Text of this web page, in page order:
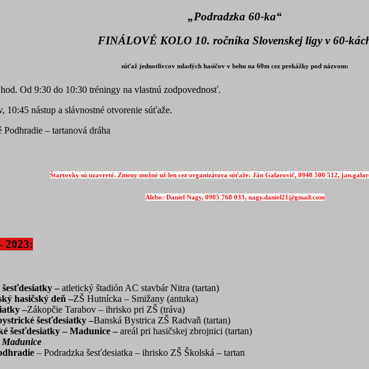
„Podradzka 60-ka“
FINÁLOVÉ KOLO 10. ročníka Slovenskej ligy v 60-
súťaž jednotlivcov mladých hasičov v behu na 60m cez prekážky pod názvom:
Od 9:30 do 10:30 tréningy na vlastnú zodpovednosť.
10:45 nástup a slávnostné otvorenie súťaže.
– tartanová dráha
Štartovky sú uzavreté. Zmeny možné už len cez organizátora súťaže: Ján Galarovič, 0948 500 512,
Alebo: Daniel Nagy, 0905 768 033, nagy.daniel21@gmail.com
2023:
šesťdesiatky – atletický štadión AC stavbár Nitra (tartan)
hasičský deň –ZŠ Hutnícka – Smižany (antuka)
–Zákopčie Tarabov – ihrisko pri ZŠ (tráva)
šesťdesiatky –Banská Bystrica ZŠ Radvaň (tartan)
šesťdesiatky – Madunice – areál pri hasičskej zbrojnici (tartan)
Madunice
– Podradzka šesťdesiatka – ihrisko ZŠ Školská – tartan